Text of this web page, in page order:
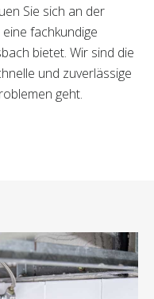
Sie sich an der
fachkundige
bietet. Wir sind die
und zuverlässige
geht.